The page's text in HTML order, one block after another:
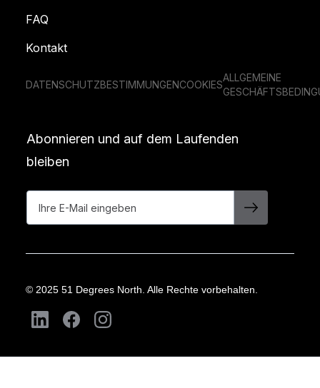
FAQ
Kontakt
DATENSCHUTZBESTIMMUNGENCOOKIES
ALLGEMEINE
Abonnieren und auf dem Laufenden
bleiben
© 2025 51 Degrees North. Alle Rechte vorbehalten.